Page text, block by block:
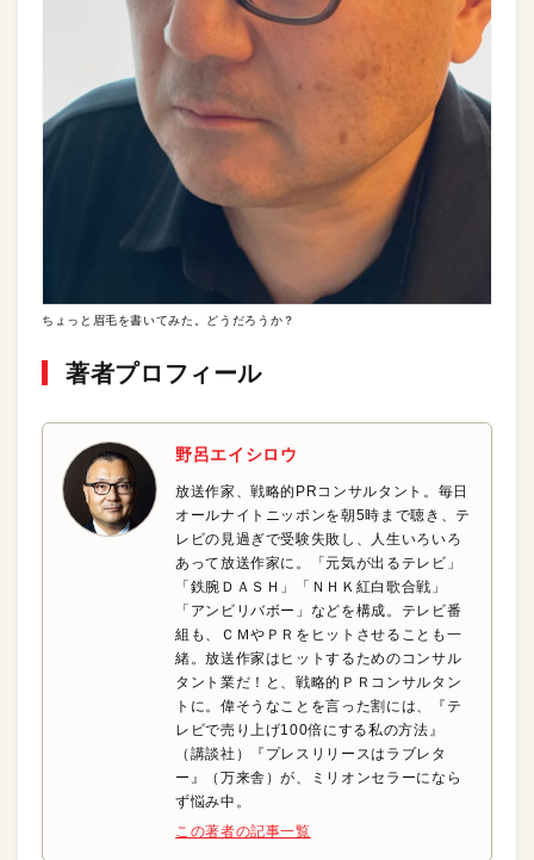
ちょっと眉毛を書いてみた。どうだろうか？
著者プロフィール
野呂エイシロウ
放送作家、戦略的PRコンサルタント。毎日
オールナイトニッポンを朝5時まで聴き、テ
レビの見過ぎで受験失敗し、人生いろいろ
あって放送作家に。「元気が出るテレビ」
「鉄腕ＤＡＳＨ」「ＮＨＫ紅白歌合戦」
「アンビリバボー」などを構成。テレビ番
組も、ＣＭやＰＲをヒットさせることも一
緒。放送作家はヒットするためのコンサル
タント業だ！と、戦略的ＰＲコンサルタン
トに。偉そうなことを言った割には、『テ
レビで売り上げ100倍にする私の方法』
（講談社）『プレスリリースはラブレタ
ー』（万来舎）が、ミリオンセラーになら
ず悩み中。
この著者の記事一覧